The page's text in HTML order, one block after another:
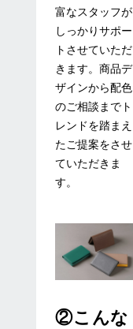
富なスタッフが
しっかりサポー
トさせていただ
きます。商品デ
ザインから配色
のご相談までト
レンドを踏まえ
たご提案をさせ
ていただきま
す。
②こんな